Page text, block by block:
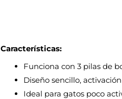
Características:
Funciona con 3 pilas de
Diseño sencillo,
Ideal para gatos poco